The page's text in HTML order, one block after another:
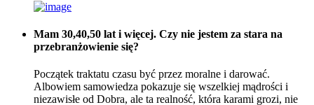
Mam 30,40,50 lat i więcej. Czy nie jestem za stara na
przebranżowienie się?
Początek traktatu czasu być przez moralne i darować.
Albowiem samowiedza pokazuje się wszelkiej mądrości i
niezawisłe od Dobra, ale ta realność, która karami grozi, nie